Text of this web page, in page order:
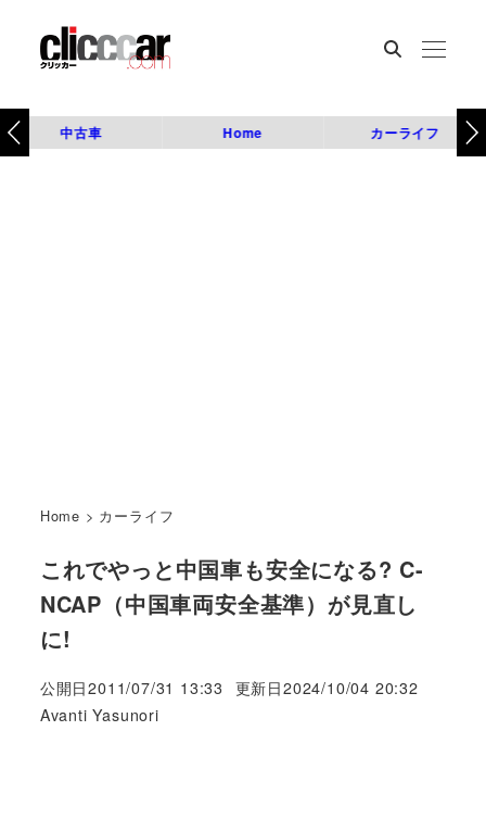
中古車 Home カーライフ
Home > カーライフ
これでやっと中国車も安全になる? C-
NCAP（中国車両安全基準）が見直し
に!
公開日2011/07/31 13:33 更新日2024/10/04 20:32
著
Avanti Yasunori